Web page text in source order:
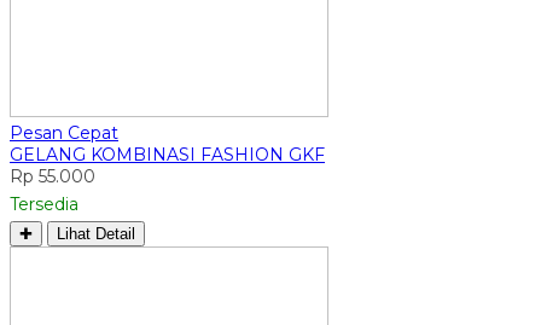
Pesan Cepat
GELANG KOMBINASI FASHION GKF
Rp 55.000
Tersedia
✚ Lihat Detail